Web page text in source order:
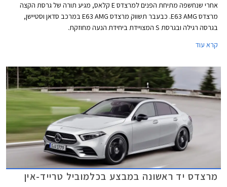
אחרי שנחשפה מתיחת הפנים למרצדס E קלאס, מגיע תורה של גרסת הקצה
מרצדס E63 AMG. כבעבר תשווק מרצדס E63 AMG במרכב סדאן וסטיישן,
בגרסה רגילה ובגרסת S המצויידת ביחידת הנעה מחוזקת.
קרא עוד
מרצדס יד ראשונה במבצע בכלמוביל טרייד-אין